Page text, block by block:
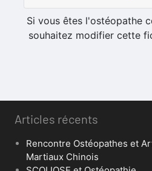
Si vous êtes l'ostéopathe
souhaitez modifier cette
Articles récents
Rencontre Ostéopathes et
Martiaux Chinois